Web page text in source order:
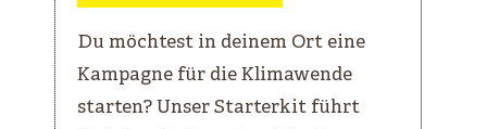
Du möchtest in deinem Ort eine
Kampagne für die Klimawende
starten? Unser Starterkit führt